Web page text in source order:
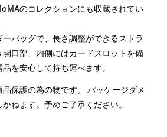
のコレクションにも収蔵されてい
ーバッグで、長さ調整ができるストラ
開口部、内側にはカードスロットを備
を安心して持ち運べます。
保護の為の物です。 パッケージダメ
ねます。予めご了承ください。